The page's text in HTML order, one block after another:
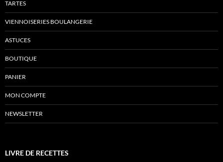
TARTES
VIENNOISERIES BOULANGERIE
ASTUCES
BOUTIQUE
PANIER
MON COMPTE
NEWSLETTER
LIVRE DE RECETTES